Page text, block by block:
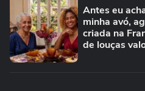
Antes eu
minha avó,
criada na
de louças